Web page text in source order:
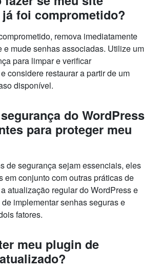
foi comprometido?
remova imediatamente
e mude senhas associadas. Utilize um
para limpar e verificar
considere restaurar a partir de um
disponível.
do WordPress
para proteger meu
de segurança sejam essenciais, eles
em conjunto com outras práticas de
atualização regular do WordPress e
implementar senhas seguras e
fatores.
meu plugin de